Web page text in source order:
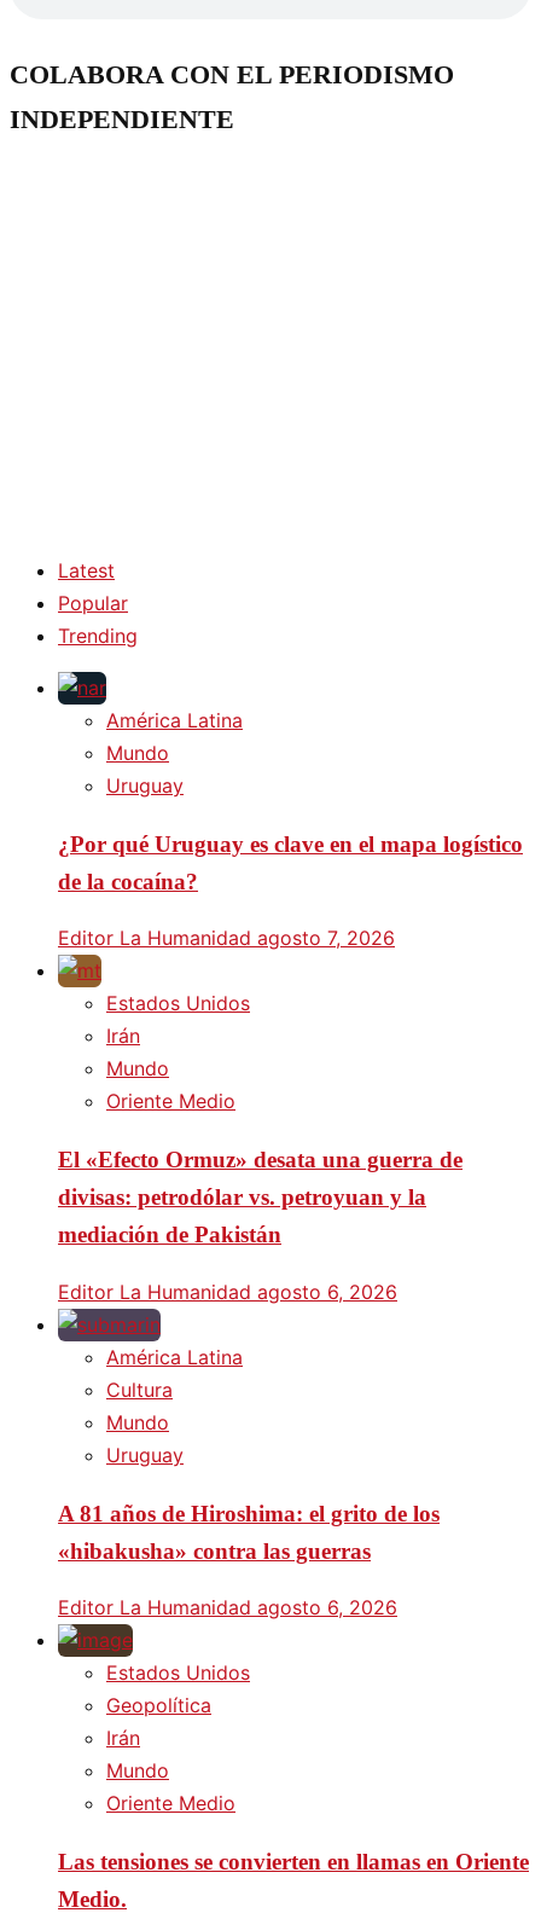
COLABORA CON EL PERIODISMO
INDEPENDIENTE
Latest
Popular
Trending
América Latina
Mundo
Uruguay
¿Por qué Uruguay es clave en el mapa logístico
de la cocaína?
Editor La Humanidad agosto 7, 2026
Estados Unidos
Irán
Mundo
Oriente Medio
El «Efecto Ormuz» desata una guerra de
divisas: petrodólar vs. petroyuan y la
mediación de Pakistán
Editor La Humanidad agosto 6, 2026
América Latina
Cultura
Mundo
Uruguay
A 81 años de Hiroshima: el grito de los
«hibakusha» contra las guerras
Editor La Humanidad agosto 6, 2026
Estados Unidos
Geopolítica
Irán
Mundo
Oriente Medio
Las tensiones se convierten en llamas en Oriente
Medio.